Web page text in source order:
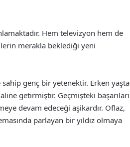
Hem televizyon hem de
merakla beklediği yeni
genç bir yetenektir. Erken yaşta
getirmiştir. Geçmişteki başarıları
devam edeceği aşikardır. Oflaz,
parlayan bir yıldız olmaya